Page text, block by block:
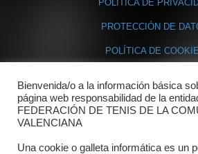
POLÍTICA DE
PROTECCIÓN DE
POLÍTICA DE
Contacto
Dónde estamos
Directorio
Bienvenida/o a la información básica
página web responsabilidad de la
FEDERACIÓN DE TENIS DE LA
VALENCIANA
Una cookie o galleta informática es un